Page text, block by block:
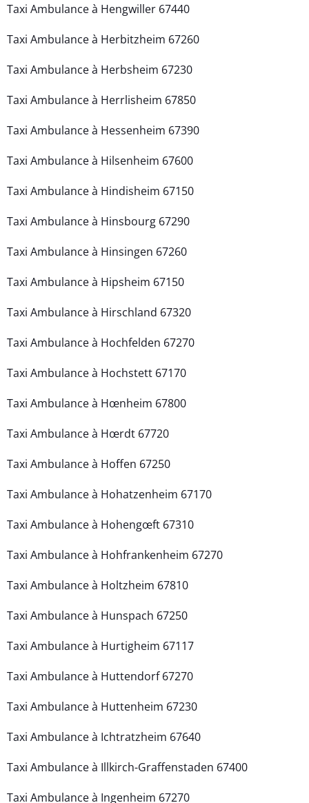
Taxi Ambulance à Hengwiller 67440
Taxi Ambulance à Herbitzheim 67260
Taxi Ambulance à Herbsheim 67230
Taxi Ambulance à Herrlisheim 67850
Taxi Ambulance à Hessenheim 67390
Taxi Ambulance à Hilsenheim 67600
Taxi Ambulance à Hindisheim 67150
Taxi Ambulance à Hinsbourg 67290
Taxi Ambulance à Hinsingen 67260
Taxi Ambulance à Hipsheim 67150
Taxi Ambulance à Hirschland 67320
Taxi Ambulance à Hochfelden 67270
Taxi Ambulance à Hochstett 67170
Taxi Ambulance à Hœnheim 67800
Taxi Ambulance à Hœrdt 67720
Taxi Ambulance à Hoffen 67250
Taxi Ambulance à Hohatzenheim 67170
Taxi Ambulance à Hohengœft 67310
Taxi Ambulance à Hohfrankenheim 67270
Taxi Ambulance à Holtzheim 67810
Taxi Ambulance à Hunspach 67250
Taxi Ambulance à Hurtigheim 67117
Taxi Ambulance à Huttendorf 67270
Taxi Ambulance à Huttenheim 67230
Taxi Ambulance à Ichtratzheim 67640
Taxi Ambulance à Illkirch-Graffenstaden 67400
Taxi Ambulance à Ingenheim 67270